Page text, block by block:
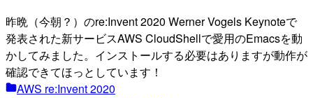
昨晩（今朝？）のre:Invent 2020 Werner Vogels Keynoteで
発表された新サービスAWS CloudShellで愛用のEmacsを動
かしてみました。インストールする必要はありますが動作が
確認できてほっとしています！
AWS re:Invent 2020